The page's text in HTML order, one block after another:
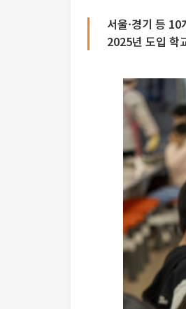
서울·경기 등
2025년 도입 학